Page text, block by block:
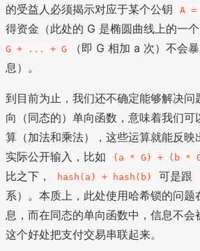
的受益人必须揭示对应于某个公钥
A
得资金（此处的 G 是椭圆曲线上的一
G + ... + G
（即 G 相加 a 次）不会
息）。
到目前为止，我们还不确定能够解决
向（同态的）单向函数，意味着我们
算（加法和乘法），这些运算就能反
实际公开输入，比如
(a * G) + (b *
比之下，
hash(a) + hash(b) 可是跟
系）。本质上，此处使用哈希锁的问
息，而在同态的单向函数中，信息不
这个好处把支付交易串联起来。